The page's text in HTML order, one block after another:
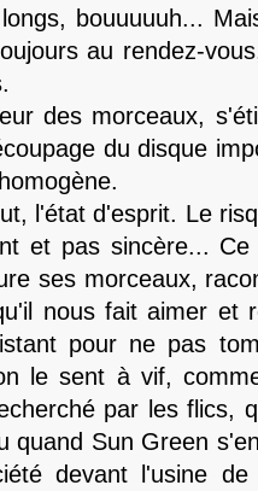
bouuuuuh...
au rendez-
des morceaux,
du disque
l'état d'esprit. Le
et pas sincère...
ses morceaux,
nous fait aimer et
pour ne pas
le sent à vif,
par les flics,
quand Sun Green
devant l'usine